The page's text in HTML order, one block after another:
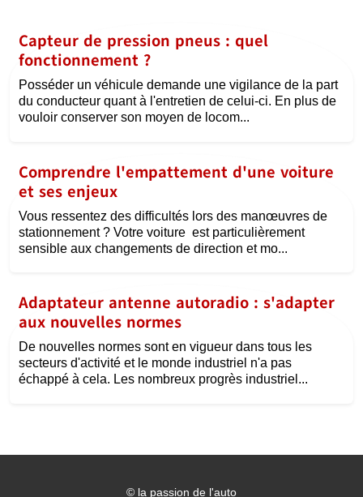
Capteur de pression pneus : quel
fonctionnement ?
Posséder un véhicule demande une vigilance de la part
du conducteur quant à l'entretien de celui-ci. En plus de
vouloir conserver son moyen de locom...
Comprendre l'empattement d'une voiture
et ses enjeux
Vous ressentez des difficultés lors des manœuvres de
stationnement ? Votre voiture est particulièrement
sensible aux changements de direction et mo...
Adaptateur antenne autoradio : s'adapter
aux nouvelles normes
De nouvelles normes sont en vigueur dans tous les
secteurs d'activité et le monde industriel n'a pas
échappé à cela. Les nombreux progrès industriel...
© la passion de l'auto